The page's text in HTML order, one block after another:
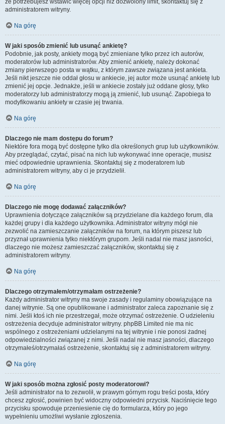
że potrzebujesz wstawić więcej opcji niż dozwolony limit, skontaktuj się z
administratorem witryny.
Na górę
W jaki sposób zmienić lub usunąć ankietę?
Podobnie, jak posty, ankiety mogą być zmieniane tylko przez ich autorów,
moderatorów lub administratorów. Aby zmienić ankietę, należy dokonać
zmiany pierwszego posta w wątku, z którym zawsze związana jest ankieta.
Jeśli nikt jeszcze nie oddał głosu w ankiecie, jej autor może usunąć ankietę lub
zmienić jej opcje. Jednakże, jeśli w ankiecie zostały już oddane głosy, tylko
moderatorzy lub administratorzy mogą ją zmienić, lub usunąć. Zapobiega to
modyfikowaniu ankiety w czasie jej trwania.
Na górę
Dlaczego nie mam dostępu do forum?
Niektóre fora mogą być dostępne tylko dla określonych grup lub użytkowników.
Aby przeglądać, czytać, pisać na nich lub wykonywać inne operacje, musisz
mieć odpowiednie uprawnienia. Skontaktuj się z moderatorem lub
administratorem witryny, aby ci je przydzielił.
Na górę
Dlaczego nie mogę dodawać załączników?
Uprawnienia dotyczące załączników są przydzielane dla każdego forum, dla
każdej grupy i dla każdego użytkownika. Administrator witryny mógł nie
zezwolić na zamieszczanie załączników na forum, na którym piszesz lub
przyznał uprawnienia tylko niektórym grupom. Jeśli nadal nie masz jasności,
dlaczego nie możesz zamieszczać załączników, skontaktuj się z
administratorem witryny.
Na górę
Dlaczego otrzymałem/otrzymałam ostrzeżenie?
Każdy administrator witryny ma swoje zasady i regulaminy obowiązujące na
danej witrynie. Są one opublikowane i administrator zaleca zapoznanie się z
nimi. Jeśli ktoś ich nie przestrzegał, może otrzymać ostrzeżenie. O udzieleniu
ostrzeżenia decyduje administrator witryny. phpBB Limited nie ma nic
wspólnego z ostrzeżeniami udzielanymi na tej witrynie i nie ponosi żadnej
odpowiedzialności związanej z nimi. Jeśli nadal nie masz jasności, dlaczego
otrzymałeś/otrzymałaś ostrzeżenie, skontaktuj się z administratorem witryny.
Na górę
W jaki sposób można zgłosić posty moderatorowi?
Jeśli administrator na to zezwolił, w prawym górnym rogu treści posta, który
chcesz zgłosić, powinien być widoczny odpowiedni przycisk. Naciśnięcie tego
przycisku spowoduje przeniesienie cię do formularza, który po jego
wypełnieniu umożliwi wysłanie zgłoszenia.